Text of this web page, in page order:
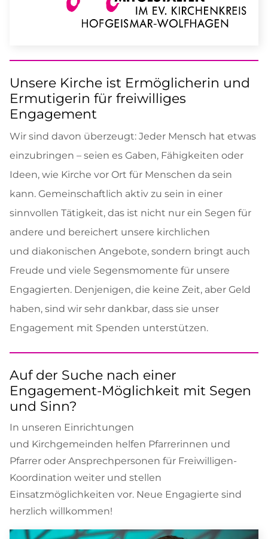
Unsere Kirche ist Ermöglicherin und
Ermutigerin für freiwilliges
Engagement
Wir sind davon überzeugt: Jeder Mensch hat etwas
einzubringen – seien es Gaben, Fähigkeiten oder
Ideen, wie Kirche vor Ort für Menschen da sein
kann. Gemeinschaftlich aktiv zu sein in einer
sinnvollen Tätigkeit, das ist nicht nur ein Segen für
andere und bereichert unsere kirchlichen
und diakonischen Angebote, sondern bringt auch
Freude und viele Segensmomente für unsere
Engagierten. Denjenigen, die keine Zeit, aber Geld
haben, sind wir sehr dankbar, dass sie unser
Engagement mit Spenden unterstützen.
Auf der Suche nach einer
Engagement-Möglichkeit mit Segen
und Sinn?
In unseren Einrichtungen
und Kirchgemeinden helfen Pfarrerinnen und
Pfarrer oder Ansprechpersonen für Freiwilligen-
Koordination weiter und stellen
Einsatzmöglichkeiten vor. Neue Engagierte sind
herzlich willkommen!